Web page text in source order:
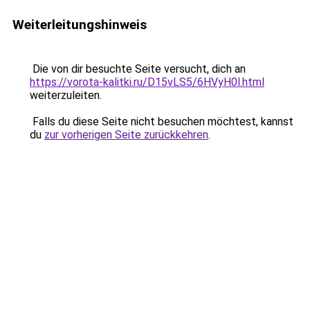
Weiterleitungshinweis
Die von dir besuchte Seite versucht, dich an
https://vorota-kalitki.ru/D15vLS5/6HVyH0l.html
weiterzuleiten.
Falls du diese Seite nicht besuchen möchtest, kannst
du zur vorherigen Seite zurückkehren.